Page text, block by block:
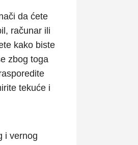
da ćete
računar ili
kako biste
zbog toga
tekuće i
i vernog